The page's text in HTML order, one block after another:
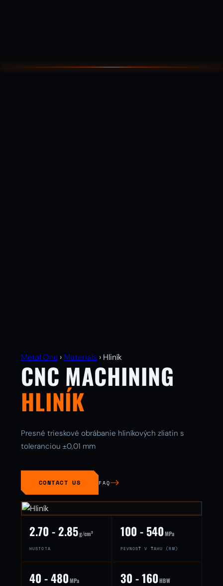
Metal One › Materials › Hliník
CNC MACHINING
HLINÍK
Presné trieskové obrábanie hliníkových zliatin s
toleranciou ±0,01 mm
CONTACT US FAQ
2.70 - 2.85g/cm³
HUSTOTA
100 - 540MPa
PEVNOSŤ V ŤAHU (RM)
40 - 480MPa 30 - 160HBW